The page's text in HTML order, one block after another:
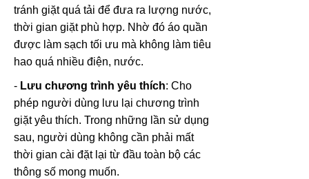
tránh giặt quá tải để đưa ra lượng nước,
thời gian giặt phù hợp. Nhờ đó áo quần
được làm sạch tối ưu mà không làm tiêu
hao quá nhiều điện, nước.
- Lưu chương trình yêu thích: Cho
phép người dùng lưu lại chương trình
giặt yêu thích. Trong những lần sử dụng
sau, người dùng không cần phải mất
thời gian cài đặt lại từ đầu toàn bộ các
thông số mong muốn.